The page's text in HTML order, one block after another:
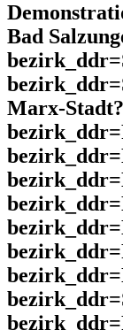
Bad
Marx-